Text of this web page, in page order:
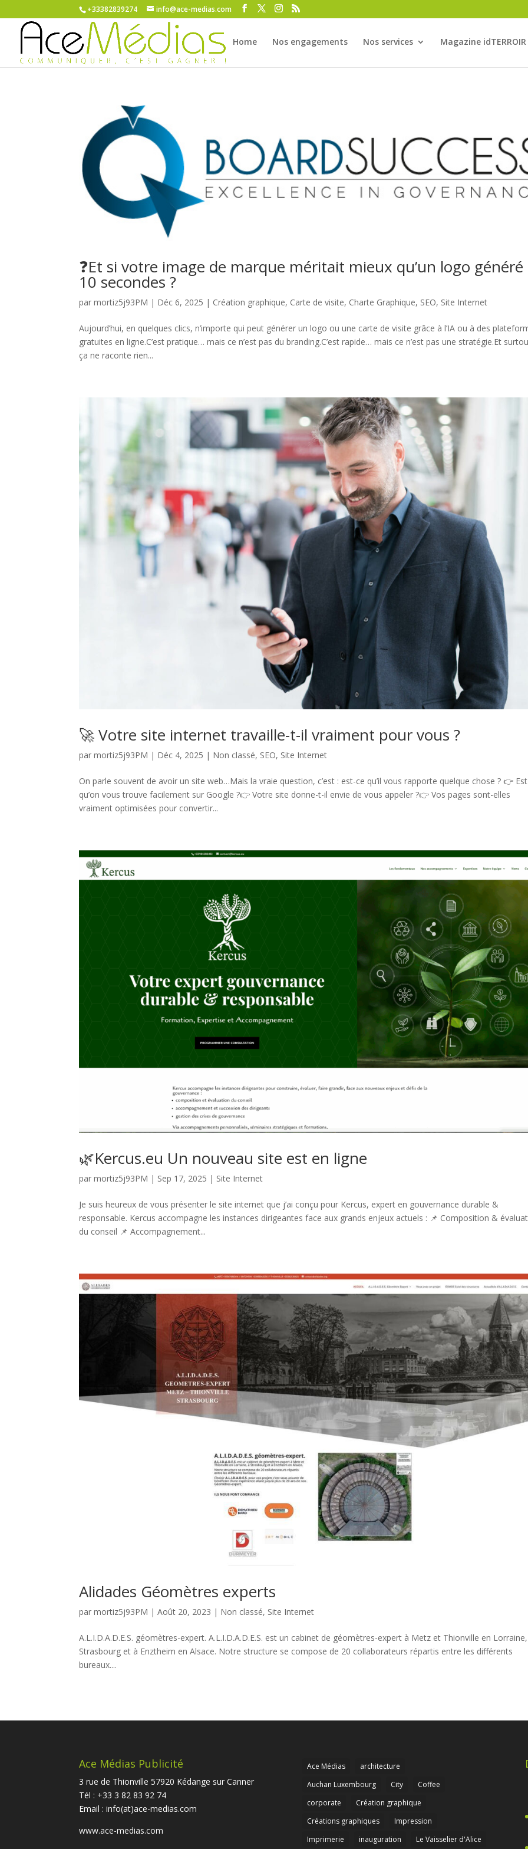
+33382839274 info@ace-medias.com
Home Nos engagements Nos services Magazine idTERROIR
❓Et si votre image de marque méritait mieux qu’un logo généré
10 secondes ?
parmortiz5j93PM | Déc 6, 2025 | Création graphique, Carte de visite, Charte Graphique, SEO, Site Internet
Aujourd’hui, en quelques clics, n’importe qui peut générer un logo ou une carte de visite grâce à l’IA ou à des
gratuites en ligne.C’est pratique… mais ce n’est pas du branding.C’est rapide… mais ce n’est pas une stratégie.Et
ça ne raconte rien...
🚀 Votre site internet travaille-t-il vraiment pour vous ?
parmortiz5j93PM | Déc 4, 2025 | Non classé, SEO, Site Internet
On parle souvent de avoir un site web…Mais la vraie question, c’est : est-ce qu’il vous rapporte quelque chose ? 👉
qu’on vous trouve facilement sur Google ?👉 Votre site donne-t-il envie de vous appeler ?👉 Vos pages sont-elles
vraiment optimisées pour convertir...
🌿Kercus.eu Un nouveau site est en ligne
parmortiz5j93PM | Sep 17, 2025 | Site Internet
Je suis heureux de vous présenter le site internet que j’ai conçu pour Kercus, expert en gouvernance durable &
responsable. Kercus accompagne les instances dirigeantes face aux grands enjeux actuels : 📌 Composition &
du conseil 📌 Accompagnement...
Alidades Géomètres experts
parmortiz5j93PM |Août 20, 2023 | Non classé, Site Internet
A.L.I.D.A.D.E.S. géomètres-expert. A.L.I.D.A.D.E.S. est un cabinet de géomètres-expert à Metz et Thionville en
Strasbourg et à Enztheim en Alsace. Notre structure se compose de 20 collaborateurs répartis entre les différents
bureaux....
Ace Médias Publicité
3 rue de Thionville 57920 Kédange sur Canner
Tél : +33 3 82 83 92 74
Email :info(at)ace-medias.com
www.ace-medias.com
Ace Médias
architecture
Auchan Luxembourg
City
Coffee
corporate
Création graphique
Créations graphiques
Impression
Imprimerie
inauguration Le Vaisselier d'Alice